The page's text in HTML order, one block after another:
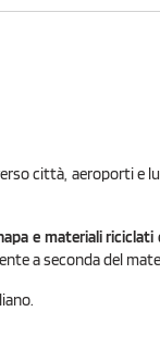
città, aeroporti e
e materiali
a seconda del